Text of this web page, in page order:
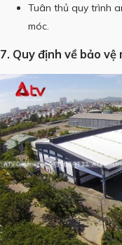
Tuân thủ quy trình
móc.
7. Quy định về bảo